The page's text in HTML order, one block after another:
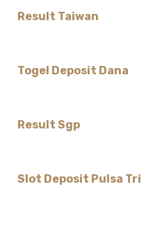
Result Taiwan
Togel Deposit Dana
Result Sgp
Slot Deposit Pulsa Tri